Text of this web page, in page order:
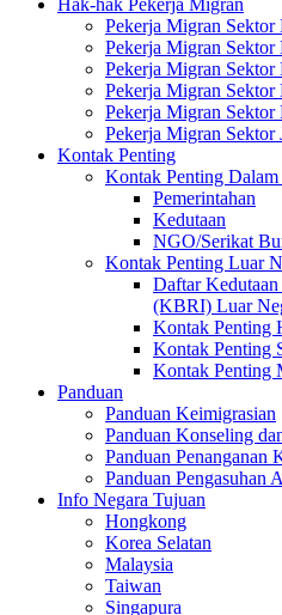
Hak-hak Pekerja Migran
Pekerja Migran Sektor
Pekerja Migran Sektor
Pekerja Migran Sektor
Pekerja Migran
Pekerja Migran Sektor
Pekerja Migran Sektor
Kontak Penting
Kontak Penting Dalam
Pemerintahan
Kedutaan
NGO/Serikat
Kontak Penting Luar
Daftar
(KBRI) Luar
Kontak Penting
Kontak Penting
Kontak Penting
Panduan
Panduan Keimigrasian
Panduan Konseling
Panduan Penanganan
Panduan Pengasuhan
Info Negara Tujuan
Hongkong
Korea Selatan
Malaysia
Taiwan
Singapura